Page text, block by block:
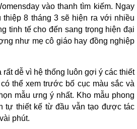
vào thanh tìm kiếm. Ngay
thiệp 8 tháng 3 sẽ hiện ra với nhiều
tinh tế cho đến sang trọng hiện đại
như mẹ cô giáo hay đồng nghiệp
rất dễ vì hệ thống luôn gợi ý các thiết
thể xem trước bố cục màu sắc và
mẫu ưng ý nhất. Kho mẫu phong
tự thiết kế từ đầu vẫn tạo được tác
phút.